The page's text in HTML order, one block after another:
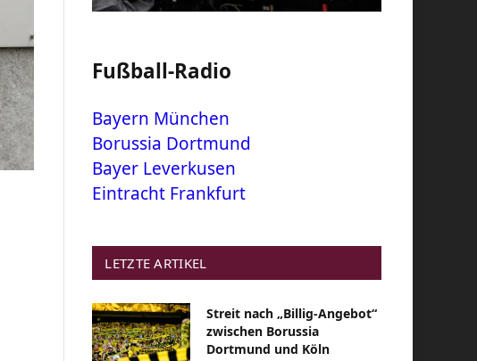
Fußball-Radio
Bayern München
Borussia Dortmund
Bayer Leverkusen
Eintracht Frankfurt
LETZTE ARTIKEL
Streit nach „Billig-Angebot“
zwischen Borussia
Dortmund und Köln